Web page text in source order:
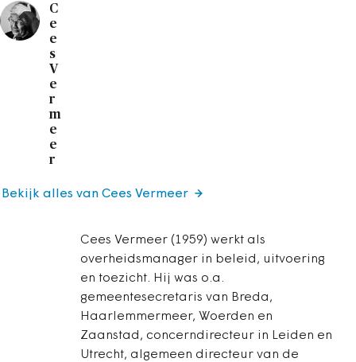
C
e
e
s
V
e
r
m
e
e
r
Cees Vermeer (1959) werkt als
overheidsmanager in beleid, uitvoering
en toezicht. Hij was o.a.
gemeentesecretaris van Breda,
Haarlemmermeer, Woerden en
Zaanstad, concerndirecteur in Leiden en
Utrecht, algemeen directeur van de
Bekijk alles van Cees Vermeer